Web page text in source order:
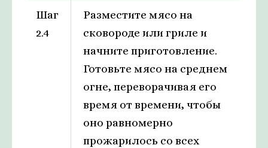
Шаг
2.4
Разместите мясо на
сковороде или гриле и
начните приготовление.
Готовьте мясо на среднем
огне, переворачивая его
время от времени, чтобы
оно равномерно
прожарилось со всех